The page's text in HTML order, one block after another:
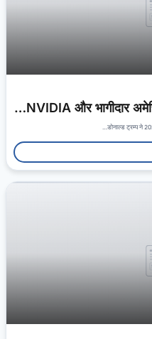
NVIDIA और भागीदार
डोनाल्ड ट्रम्प ने